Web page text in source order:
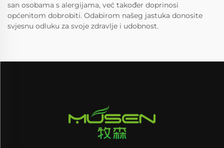
san osobama s alergijama, već također doprinosi
općenitom dobrobiti. Odabirom našeg jastuka donosite
svjesnu odluku za svoje zdravlje i udobnost.